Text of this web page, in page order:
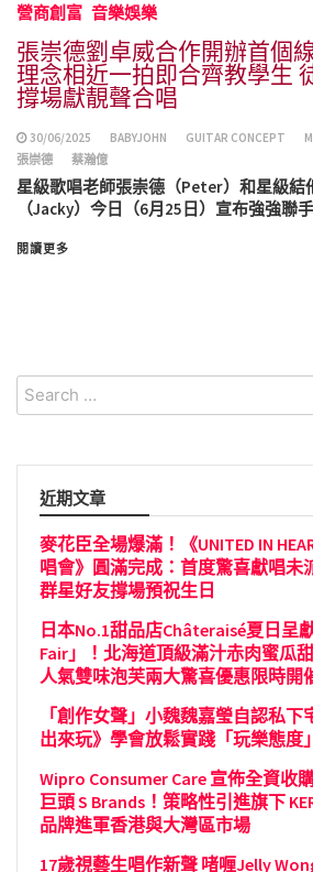
營商創富 音樂娛樂
張崇德劉卓威合作開辦首個
理念相近一拍即合齊教學生
撐場獻靚聲合唱
30/06/2025 BABYJOHN GUITAR CONCEPT
張崇德
蔡瀚億
星級歌唱老師張崇德（Peter）和星級結
（Jacky）今日（6月25日）宣布強強聯
閱讀更多
Search
for:
近期文章
麥花臣全場爆滿！《UNITED IN
唱會》圓滿完成：首度驚喜獻唱未
群星好友撐場預祝生日
日本No.1甜品店Châteraisé夏日呈獻
Fair」！北海道頂級滿汁赤肉蜜瓜
人氣雙味泡芙兩大驚喜優惠限時開
「創作女聲」小魏魏嘉瑩自認私
出來玩》學會放鬆實踐「玩樂態度」
Wipro Consumer Care 宣佈全資收
巨頭 S Brands！策略性引進旗下
品牌進軍香港與大灣區市場
17歲視藝生唱作新聲 啫喱Jelly